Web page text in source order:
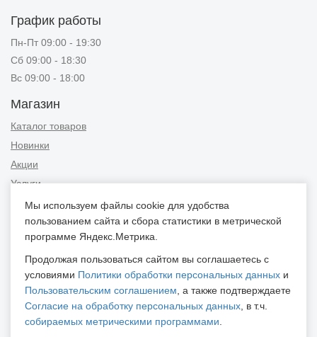
График работы
Пн-Пт 09:00 - 19:30
Сб 09:00 - 18:30
Вс 09:00 - 18:00
Магазин
Каталог товаров
Новинки
Акции
Услуги
Информация
Публичная оферта
Контакты
Положение об обработке персональных данных
Пользовательское соглашение
Согласие на обработку персональных данных
Мы используем файлы cookie для удобства
пользованием сайта и сбора статистики в метрической
программе Яндекс.Метрика.
Продолжая пользоваться сайтом вы соглашаетесь с
условиями Политики обработки персональных данных и
Пользовательским соглашением , а также подтверждаете
Согласие на обработку персональных данных , в т.ч.
собираемых метрическими программами